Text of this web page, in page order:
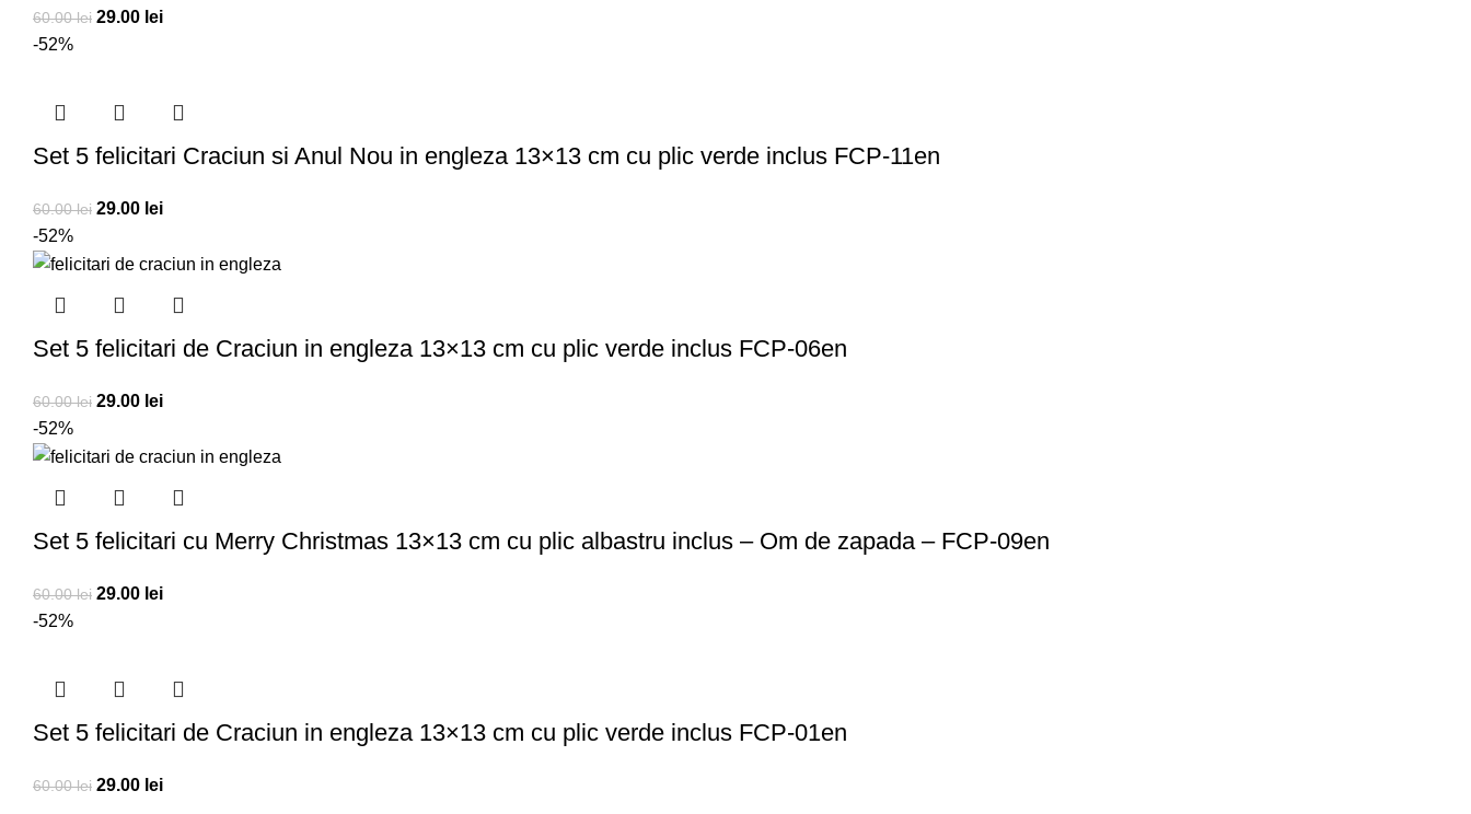
60.00lei 29.00 lei
-52%
Set 5 felicitari Craciun si Anul Nou in engleza 13×13 cm cu plic verde inclus FCP-11en
60.00lei 29.00 lei
-52%
Set 5 felicitari de Craciun in engleza 13×13 cm cu plic verde inclus FCP-06en
60.00lei 29.00 lei
-52%
Set 5 felicitari cu Merry Christmas 13×13 cm cu plic albastru inclus – Om de zapada – FCP-09en
60.00lei 29.00 lei
-52%
Set 5 felicitari de Craciun in engleza 13×13 cm cu plic verde inclus FCP-01en
60.00lei 29.00 lei